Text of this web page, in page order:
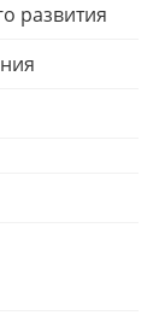
развития